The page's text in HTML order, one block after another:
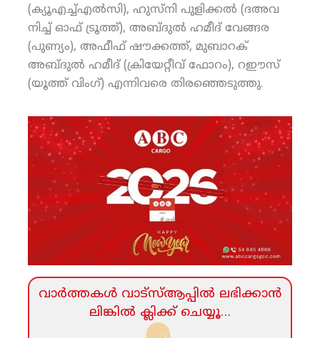
(ക്യൂഎച്ച്എല്‍സി), ഹുസ്‌നി പുളിക്കല്‍ (ദഅവ
നിച്ച് ഓഫ് ട്രൂത്ത്), അബ്ദുല്‍ ഹമീദ് വേങ്ങര
(പുണ്യം), അഫീഫ് ഷൗക്കത്ത്, മുബാറക്
അബ്ദുല്‍ ഹമീദ് (ക്രിയേറ്റീവ് ഫോറം), റഈസ്
(യൂത്ത് വിംഗ്) എന്നിവരെ തിരഞ്ഞെടുത്തു.
വാര്‍ത്തകള്‍ വാട്‌സ്‌ആപ്പില്‍ ലഭിക്കാന്‍
ലിങ്കില്‍ ക്ലിക്ക്‌ ചെയ്യൂ…